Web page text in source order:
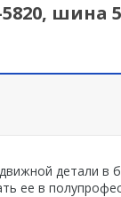
шина
детали в
ее в